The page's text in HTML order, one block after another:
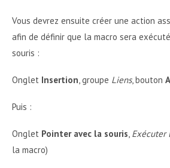
Vous devrez ensuite créer une action
afin de définir que la macro sera
souris :
Onglet Insertion, groupe Liens, bouton
Puis :
Onglet Pointer avec la souris, Exécuter
la macro)